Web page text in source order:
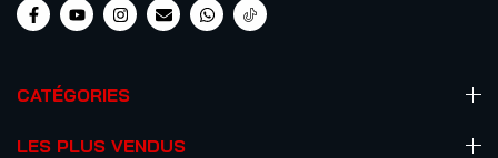
CATÉGORIES
LES PLUS VENDUS